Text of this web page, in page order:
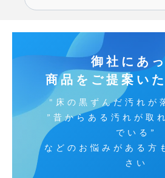
御社にあ
商品をご提案い
"床の黒ずんだ汚れが
”昔からある汚れが取
でいる”
などのお悩みがある方
さい